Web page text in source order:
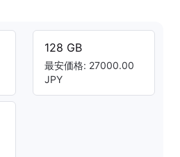
128 GB
最安価格: 27000.00
JPY